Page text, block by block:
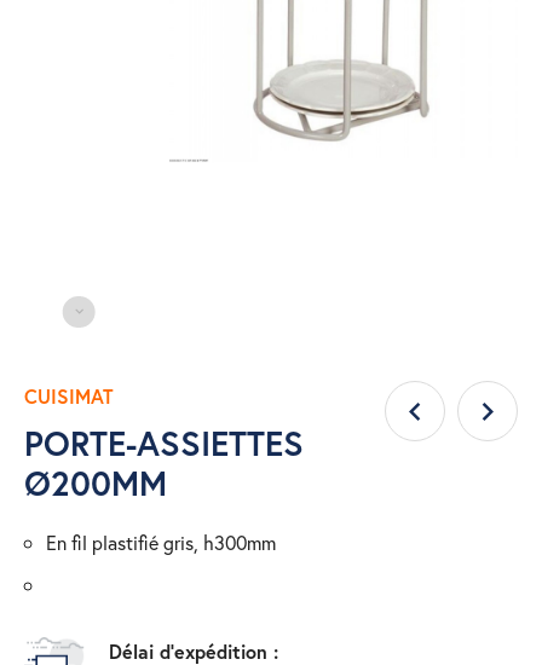
CUISIMAT
PORTE-ASSIETTES
Ø200MM
en fil plastifié gris, h300mm
Délai d'expédition :